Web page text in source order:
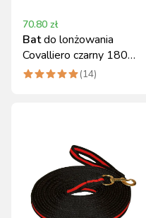
70.80 zł
Batdo lonżowania
Covalliero czarny 180
cm włókno szklane
(14)